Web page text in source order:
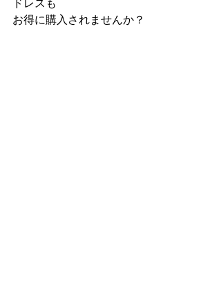
ドレスも
お得に購入されませんか？